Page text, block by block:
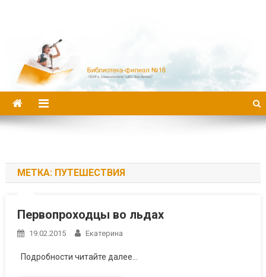
МЕТКА: ПУТЕШЕСТВИЯ
Первопроходцы во льдах
19.02.2015 Екатерина
Подробности читайте далее…